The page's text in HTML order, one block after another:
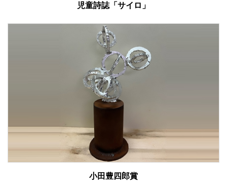
児童詩誌「サイロ」
小田豊四郎賞